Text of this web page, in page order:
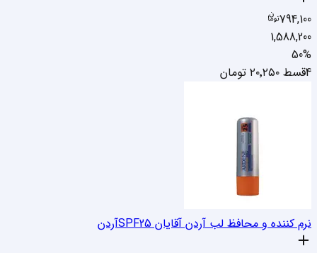
794,100
1,588,200
50%
4قسط
۲۰٬۲۵۰ تومان
نرم کننده و محافظ لب آردن آقایان SPF25 آردن